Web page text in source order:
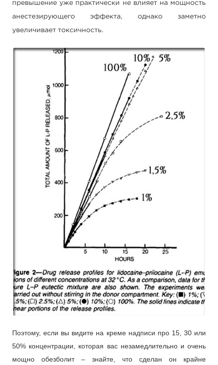
превышение уже практически не влияет на мощность
анестезирующего эффекта, однако заметно
увеличивает токсичность.
Поэтому, если вы видите на креме надписи про 15, 30 или
50% концентрации, которая вас незамедлительно и очень
мощно обезболит – знайте, что сделан он крайне